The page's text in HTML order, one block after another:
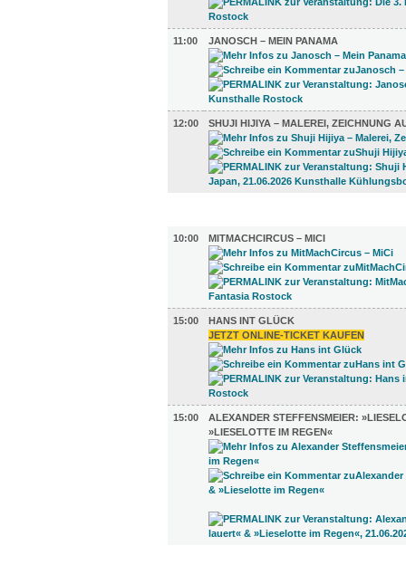
11:00 JANOSCH – MEIN PANAMA
12:00 SHUJI HIJIYA – MALEREI, ZEICHNUNG
10:00
MITMACHCIRCUS – MICI
15:00
HANS INT GLÜCK
JETZT ONLINE-TICKET KAUFEN
15:00
ALEXANDER STEFFENSMEIER:
»LIESELOTTE IM REGEN«